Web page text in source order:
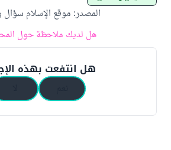
المصدر: موقع الإسلام
هل لديك ملاحظة حول
هل انتفعت بهذه